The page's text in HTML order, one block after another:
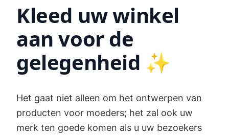
Kleed uw winkel
aan voor de
gelegenheid ✨
Het gaat niet alleen om het ontwerpen van
producten voor moeders; het zal ook uw
merk ten goede komen als u uw bezoekers